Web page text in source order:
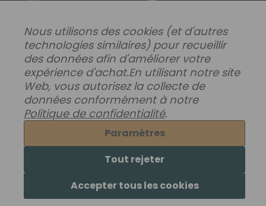
© 2026 Superhairpieces.fr
Modifier les préférences de données
Livraisons, retours et garantie | Confidentialité
Conditions générales
Nous utilisons des cookies (et d'autres
technologies similaires) pour recueillir
des données afin d'améliorer votre
expérience d'achat.En utilisant notre site
Web, vous autorisez la collecte de
données conformément à notre
Politique de confidentialité.
Paramètres
Tout rejeter
Accepter tous les cookies